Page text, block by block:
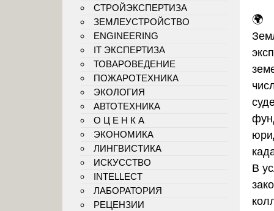
🌍
В
СТРОЙЭКСПЕРТИЗА
ЗЕМЛЕУСТРОЙСТВО
ENGINEERING
IT ЭКСПЕРТИЗА
ТОВАРОВЕДЕНИЕ
ПОЖАРОТЕХНИКА
ЭКОЛОГИЯ
АВТОТЕХНИКА
О Ц Е Н К А
ЭКОНОМИКА
ЛИНГВИСТИКА
ИСКУССТВО
INTELLECT
ЛАБОРАТОРИЯ
РЕЦЕНЗИИ